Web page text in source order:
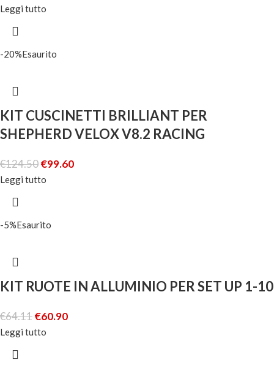
Leggi tutto
-20%Esaurito
KIT CUSCINETTI BRILLIANT PER
SHEPHERD VELOX V8.2 RACING
€124.50€99.60
Leggi tutto
-5%Esaurito
KIT RUOTE IN ALLUMINIO PER SET UP 1-10
€64.11€60.90
Leggi tutto